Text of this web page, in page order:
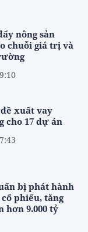
nông sản
chuỗi giá trị và
xuất vay
cho 17 dự án
bị phát hành
phiếu, tăng
hơn 9.000 tỷ